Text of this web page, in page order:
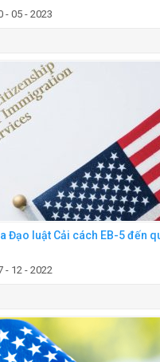
- 05 - 2023
Đạo luật Cải cách EB-5 đến
- 12 - 2022